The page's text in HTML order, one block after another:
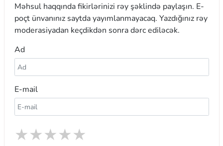
Məhsul haqqında fikirlərinizi rəy şəklində paylaşın. E-
poçt ünvanınız saytda yayımlanmayacaq. Yazdığınız rəy
moderasiyadan keçdikdən sonra dərc ediləcək.
Ad
E-mail
★
★
★
★
★